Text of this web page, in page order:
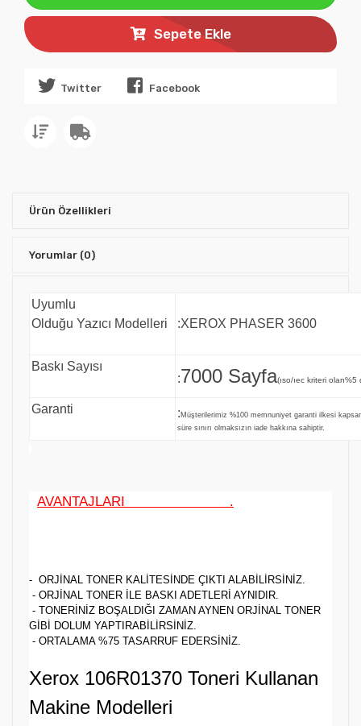
Sepete Ekle
Twitter Facebook
Ürün Özellikleri
Yorumlar (0)
Uyumlu
Olduğu Yazıcı Modelleri
:XEROX PHASER 3600
Baskı Sayısı
:7000 Sayfa(ıso/ıec kriteri olan%5
Garanti : Müşterilerimiz %100 memnuniyet garanti ilkesi
süre sınırı olmaksızın iade hakkına sahiptir.
AVANTAJLARI .
- ORJİNAL TONER KALİTESİNDE ÇIKTI ALABİLİRSİNİZ.
- ORJİNAL TONER İLE BASKI ADETLERİ AYNIDIR.
- TONERİNİZ BOŞALDIĞI ZAMAN AYNEN ORJİNAL TONER
GİBİ DOLUM YAPTIRABİLİRSİNİZ.
- ORTALAMA %75 TASARRUF EDERSİNİZ.
Xerox 106R01370 Toneri Kullanan
Makine Modelleri